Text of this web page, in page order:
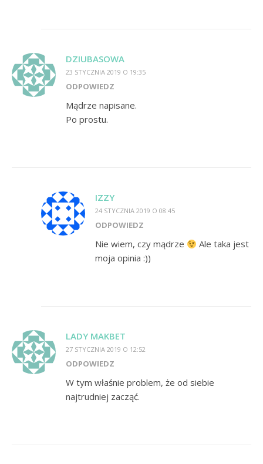
DZIUBASOWA
23 STYCZNIA 2019 O 19:35
ODPOWIEDZ
Mądrze napisane.
Po prostu.
IZZY
24 STYCZNIA 2019 O 08:45
ODPOWIEDZ
Nie wiem, czy mądrze
Ale taka jest
moja opinia :))
LADY MAKBET
27 STYCZNIA 2019 O 12:52
ODPOWIEDZ
W tym właśnie problem, że od siebie
najtrudniej zacząć.